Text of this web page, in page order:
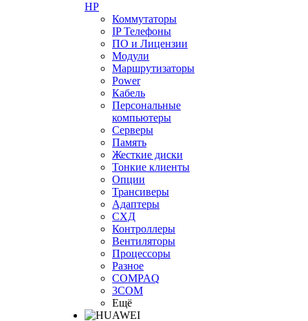
HP
Коммутаторы
IP Телефоны
ПО и Лицензии
Модули
Маршрутизаторы
Power
Кабель
Персональные
компьютеры
Серверы
Память
Жесткие диски
Тонкие клиенты
Опции
Трансиверы
Адаптеры
СХД
Контроллеры
Вентиляторы
Процессоры
Разное
COMPAQ
3COM
Ещё